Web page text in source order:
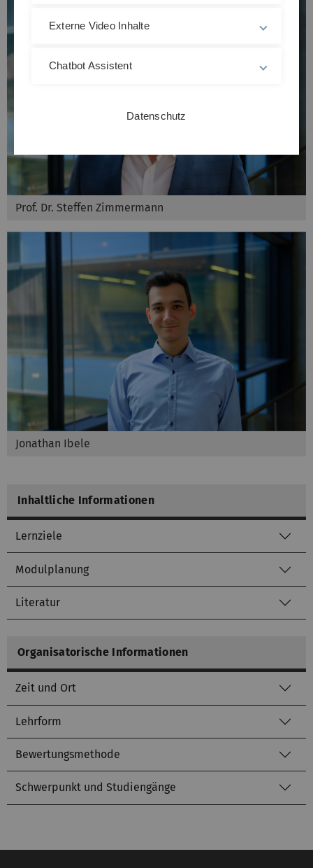
Prof. Dr. Steffen Zimmermann
Jonathan Ibele
Inhaltliche Informationen
Lernziele
Modulplanung
Literatur
Organisatorische Informationen
Zeit und Ort
Lehrform
Bewertungsmethode
Schwerpunkt und Studiengänge
Externe Video Inhalte
Chatbot Assistent
Datenschutz